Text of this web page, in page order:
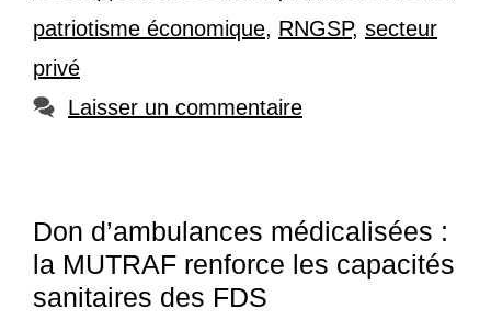
patriotisme économique, RNGSP, secteur
privé
Laisser un commentaire
Don d’ambulances médicalisées :
la MUTRAF renforce les capacités
sanitaires des FDS